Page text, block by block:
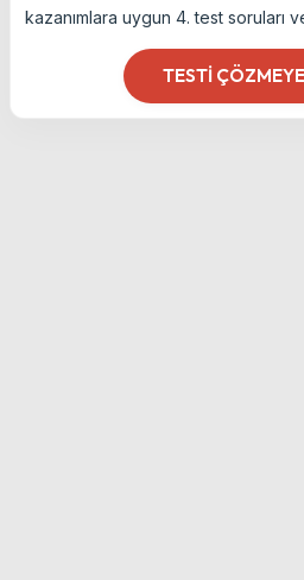
kazanımlara uygun 4. test soruları
TESTI